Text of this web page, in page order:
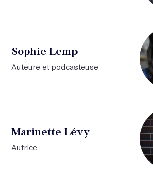
Sophie Lemp
Auteure et podcasteuse
Marinette Lévy
Autrice